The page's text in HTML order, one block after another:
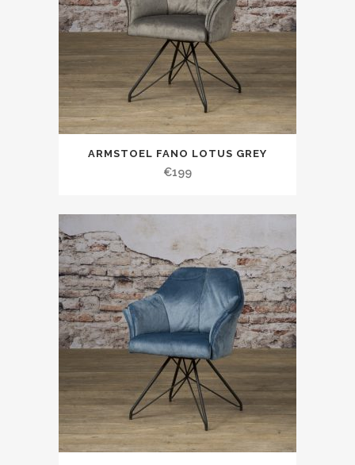
ARMSTOEL FANO LOTUS GREY
€199